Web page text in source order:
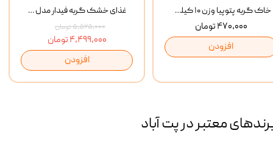
غذای خشک گربه فیدار مدل Adult وزن 10 کیلوگرم
۵,۵۲۵,۰۰۰ تومان
۴,۴۹۹,۰۰۰ تومان
افزودن
خاک گربه پتوپیا وزن ۱۰ کیلوگرم
۴۷۰,۰۰۰ تومان
افزودن
معتبر در پت آباد